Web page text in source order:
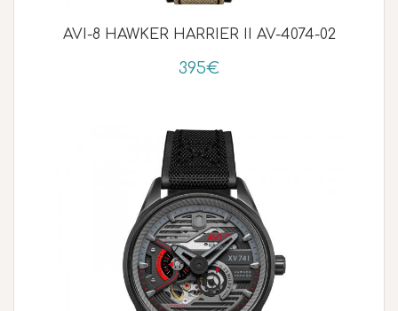
AVI-8 HAWKER HARRIER II AV-4074-02
395€